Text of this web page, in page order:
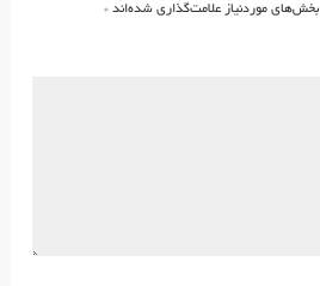
بخش‌های موردنیاز علامت‌گذاری شده‌اند *